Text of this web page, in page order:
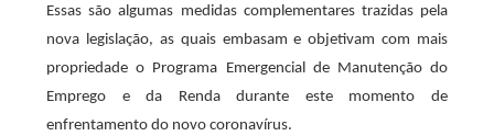
Essas são algumas medidas complementares trazidas pela
nova legislação, as quais embasam e objetivam com mais
propriedade o Programa Emergencial de Manutenção do
Emprego e da Renda durante este momento de
enfrentamento do novo coronavírus.